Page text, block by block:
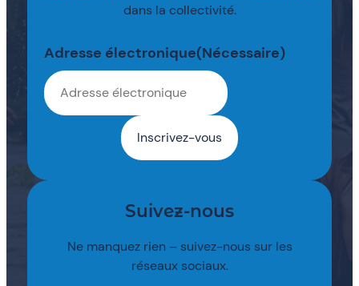
dans la collectivité.
Adresse électronique(Nécessaire)
Suivez-nous
Ne manquez rien – suivez-nous sur les
réseaux sociaux.